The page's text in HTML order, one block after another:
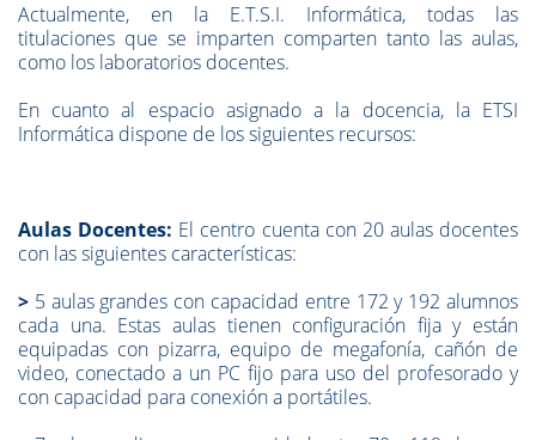
Actualmente, en la E.T.S.I. Informática, todas las
titulaciones que se imparten comparten tanto las aulas,
como los laboratorios docentes.
En cuanto al espacio asignado a la docencia, la ETSI
Informática dispone de los siguientes recursos:
Aulas Docentes: El centro cuenta con 20 aulas docentes
con las siguientes características:
> 5 aulas grandes con capacidad entre 172 y 192 alumnos
cada una. Estas aulas tienen configuración fija y están
equipadas con pizarra, equipo de megafonía, cañón de
video, conectado a un PC fijo para uso del profesorado y
con capacidad para conexión a portátiles.